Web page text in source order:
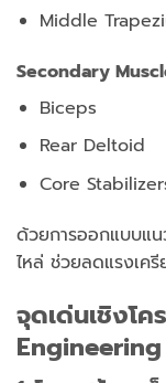
Middle
Secondary
Biceps
Rear Deltoid
Core
ด้วยการออกแบบแ
ไหล่ ช่วยลดแรงเค
จุดเด่นเชิงโ